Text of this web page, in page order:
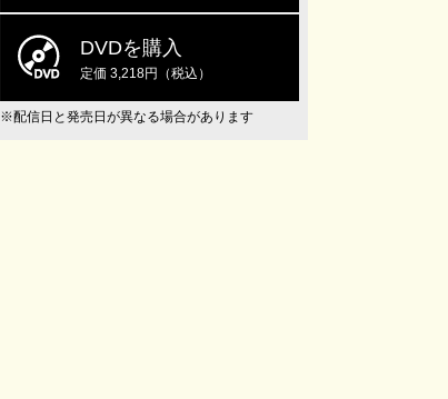
DVDを購入
定価 3,218円（税込）
※配信日と発売日が異なる場合があります